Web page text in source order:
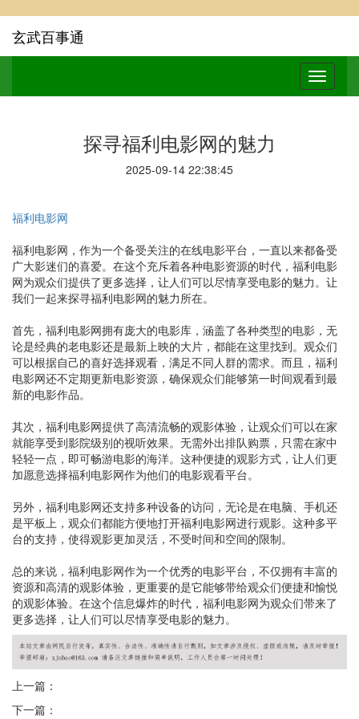
玄武百事通
探寻福利电影网的魅力
2025-09-14 22:38:45
福利电影网
福利电影网，作为一个备受关注的在线电影平台，一直以来都备受
广大影迷们的喜爱。在这个充斥着各种电影资源的时代，福利电影
网为观众们提供了更多选择，让人们可以尽情享受电影的魅力。让
我们一起来探寻福利电影网的魅力所在。
首先，福利电影网拥有庞大的电影库，涵盖了各种类型的电影，无
论是经典的老电影还是最新上映的大片，都能在这里找到。观众们
可以根据自己的喜好选择观看，满足不同人群的需求。而且，福利
电影网还不定期更新电影资源，确保观众们能够第一时间观看到最
新的电影作品。
其次，福利电影网提供了高清流畅的观影体验，让观众们可以在家
就能享受到影院级别的视听效果。无需外出排队购票，只需在家中
轻轻一点，即可畅游电影的海洋。这种便捷的观影方式，让人们更
加愿意选择福利电影网作为他们的电影观看平台。
另外，福利电影网还支持多种设备的访问，无论是在电脑、手机还
是平板上，观众们都能方便地打开福利电影网进行观影。这种多平
台的支持，使得观影更加灵活，不受时间和空间的限制。
总的来说，福利电影网作为一个优秀的电影平台，不仅拥有丰富的
资源和高清的观影体验，更重要的是它能够带给观众们便捷和愉悦
的观影体验。在这个信息爆炸的时代，福利电影网为观众们带来了
更多选择，让人们可以尽情享受电影的魅力。
上一篇：
下一篇：